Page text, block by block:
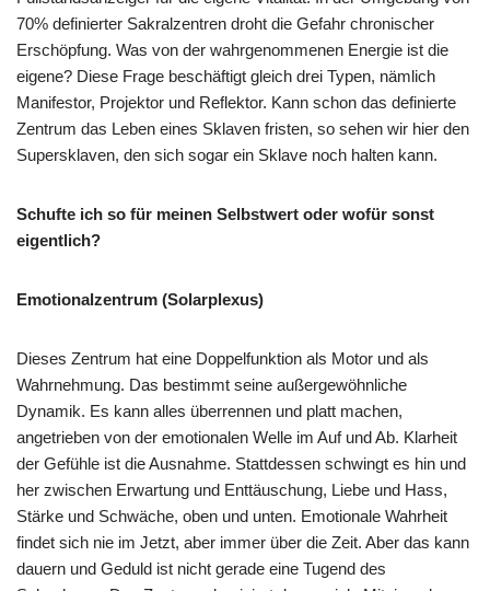
70% definierter Sakralzentren droht die Gefahr chronischer
Erschöpfung. Was von der wahrgenommenen Energie ist die
eigene? Diese Frage beschäftigt gleich drei Typen, nämlich
Manifestor, Projektor und Reflektor. Kann schon das definierte
Zentrum das Leben eines Sklaven fristen, so sehen wir hier den
Supersklaven, den sich sogar ein Sklave noch halten kann.
Schufte ich so für meinen Selbstwert oder wofür sonst
eigentlich?
Emotionalzentrum (Solarplexus)
Dieses Zentrum hat eine Doppelfunktion als Motor und als
Wahrnehmung. Das bestimmt seine außergewöhnliche
Dynamik. Es kann alles überrennen und platt machen,
angetrieben von der emotionalen Welle im Auf und Ab. Klarheit
der Gefühle ist die Ausnahme. Stattdessen schwingt es hin und
her zwischen Erwartung und Enttäuschung, Liebe und Hass,
Stärke und Schwäche, oben und unten. Emotionale Wahrheit
findet sich nie im Jetzt, aber immer über die Zeit. Aber das kann
dauern und Geduld ist nicht gerade eine Tugend des